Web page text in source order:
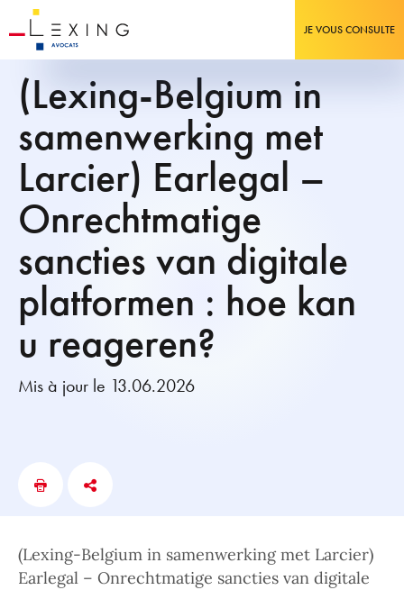
JE VOUS CONSULTE
(Lexing-Belgium in
samenwerking met
Larcier) Earlegal –
Onrechtmatige
sancties van digitale
platformen : hoe kan
u reageren?
Mis à jour le 13.06.2026
(Lexing-Belgium in samenwerking met Larcier)
Earlegal – Onrechtmatige sancties van digitale